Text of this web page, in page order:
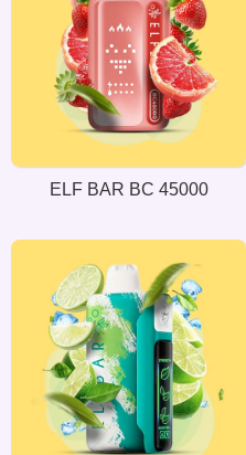
ELF BAR BC 45000